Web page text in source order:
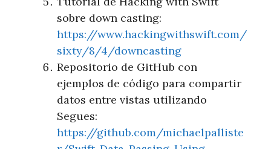
sobre down casting:
https://www.hackingwithswift.com/
sixty/8/4/downcasting
Repositorio de GitHub con
ejemplos de código para compartir
datos entre vistas utilizando
Segues:
https://github.com/michaelpalliste